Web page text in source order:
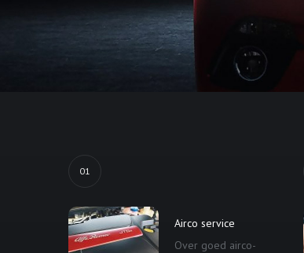
01
Airco service
Over goed airco-